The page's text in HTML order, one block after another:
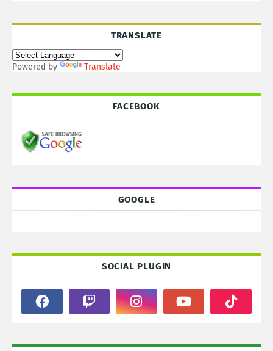
TRANSLATE
Powered by Translate
FACEBOOK
GOOGLE
SOCIAL PLUGIN